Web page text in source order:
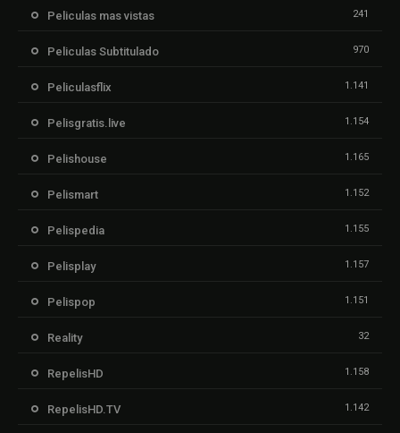
Peliculas mas vistas 241
Peliculas Subtitulado 970
Peliculasflix 1.141
Pelisgratis.live 1.154
Pelishouse 1.165
Pelismart 1.152
Pelispedia 1.155
Pelisplay 1.157
Pelispop 1.151
Reality 32
RepelisHD 1.158
RepelisHD.TV 1.142